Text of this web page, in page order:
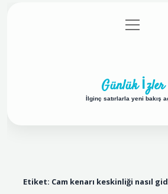
Gizlilik Politikası
menüyü
aç
Günlük İzler
İlginç satırlarla yeni bakış
Etiket: Cam kenarı keskinliği nasıl